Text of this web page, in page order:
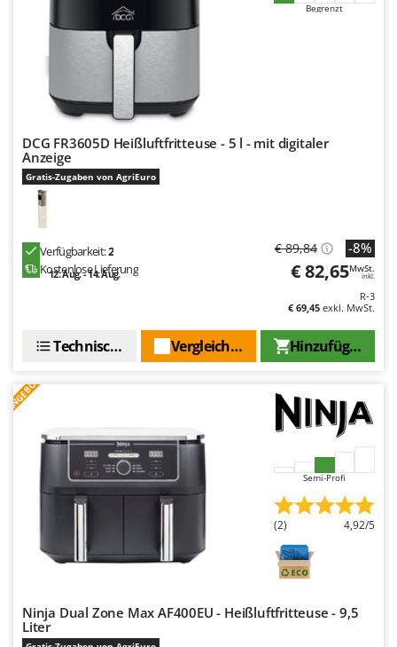
Begrenzt
DCG FR3605D Heißluftfritteuse - 5 l - mit digitaler
Anzeige
Gratis-Zugaben von AgriEuro
Verfügbarkeit:2
Kostenlose Lieferung
12. Aug. - 14. Aug.
€ 89,84 -8%
€ 82,65MwSt.
inkl.
R-3
€ 69,45 exkl. MwSt.
Hinzufügen
Vergleichen Sie
Technische Daten
ANGEBOT
Semi-Profi
(2) 4,92/5
Ninja Dual Zone Max AF400EU - Heißluftfritteuse - 9,5
Liter